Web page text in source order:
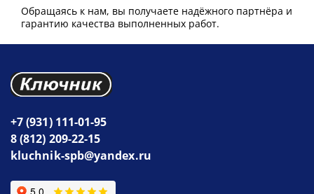
Обращаясь к нам, вы получаете надёжного партнёра и
гарантию качества выполненных работ.
+7 (931) 111-01-95
8 (812) 209-22-15
kluchnik-spb@yandex.ru